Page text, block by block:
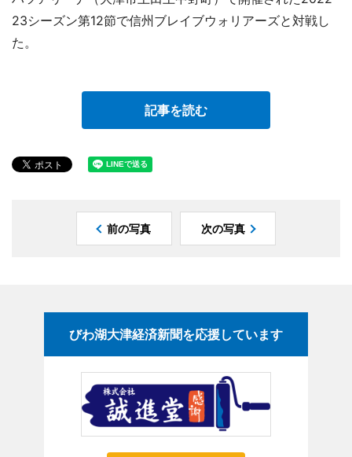
23シーズン第12節で信州ブレイブウォリアーズと対戦し
た。
記事を読む
前の写真 次の写真
びわ湖大津経済新聞を応援しています